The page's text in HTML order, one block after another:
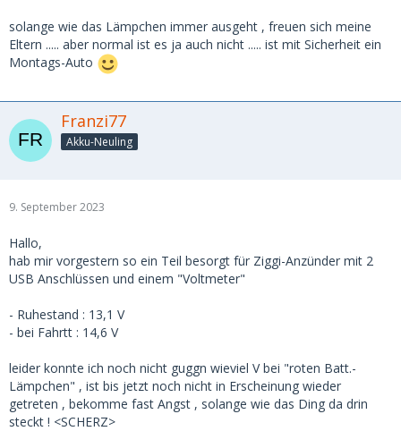
solange wie das Lämpchen immer ausgeht , freuen sich meine
Eltern ..... aber normal ist es ja auch nicht ..... ist mit Sicherheit ein
Montags-Auto
Franzi77
Akku-Neuling
9. September 2023
Hallo,
hab mir vorgestern so ein Teil besorgt für Ziggi-Anzünder mit 2
USB Anschlüssen und einem "Voltmeter"
- Ruhestand : 13,1 V
- bei Fahrtt : 14,6 V
leider konnte ich noch nicht guggn wieviel V bei "roten Batt.-
Lämpchen" , ist bis jetzt noch nicht in Erscheinung wieder
getreten , bekomme fast Angst , solange wie das Ding da drin
steckt ! <SCHERZ>